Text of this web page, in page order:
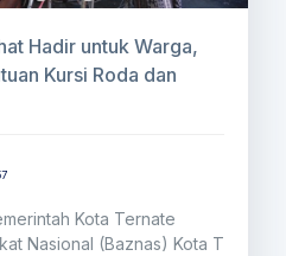
Hadir untuk Warga,
Kursi Roda dan
Kota Ternate
Nasional (Baznas) Kota T